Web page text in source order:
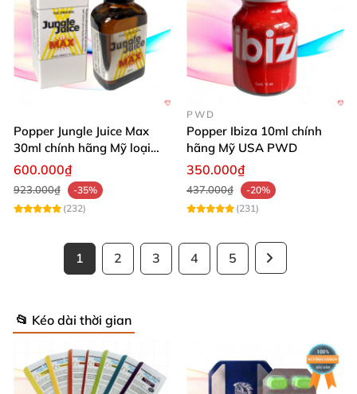
Popper Jungle Juice Max
30ml chính hãng Mỹ loại
mạnh cho Top Bot
600.000₫
923.000₫
-35%
(232)
PWD
Popper Ibiza 10ml chính
hãng Mỹ USA PWD
350.000₫
437.000₫
-20%
(231)
1 2 3 4 5
📂 Kéo dài thời gian